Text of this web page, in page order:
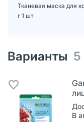
Тканевая маска для
г 1 шт
Варианты 5
В